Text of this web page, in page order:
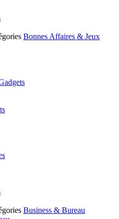
Bonnes Affaires & Jeux
Business & Bureau